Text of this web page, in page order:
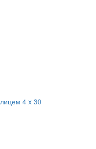
4 x 30